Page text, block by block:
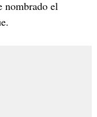
nombrado el